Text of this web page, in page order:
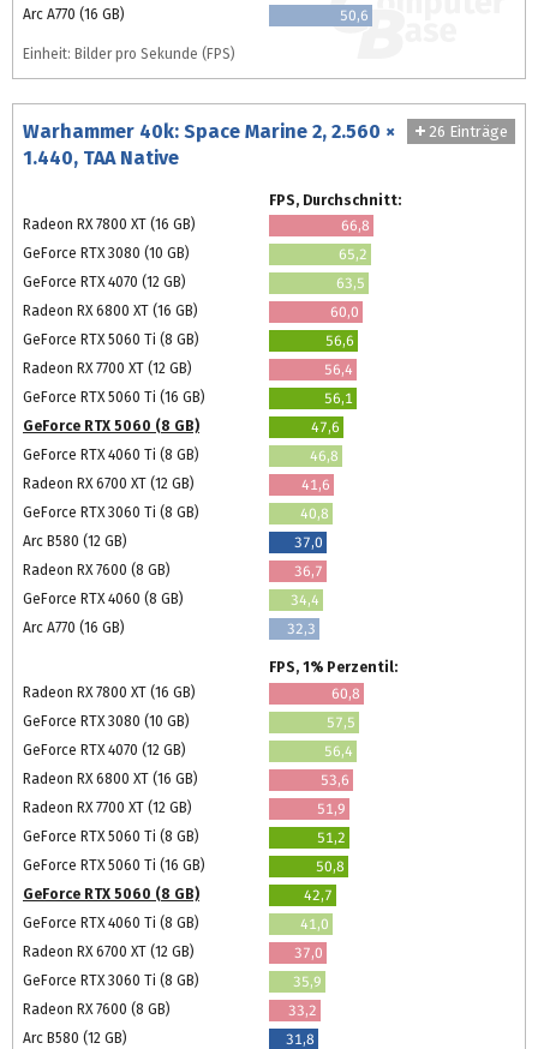
Arc A770 (16 GB)
50,6
Einheit: Bilder pro Sekunde (FPS)
26 Einträge
Warhammer 40k: Space Marine 2, 2.560 ×
1.440, TAA Native
FPS, Durchschnitt:
Radeon RX 7800 XT (16 GB)
66,8
GeForce RTX 3080 (10 GB)
65,2
GeForce RTX 4070 (12 GB)
63,5
Radeon RX 6800 XT (16 GB)
60,0
GeForce RTX 5060 Ti (8 GB)
56,6
Radeon RX 7700 XT (12 GB)
56,4
GeForce RTX 5060 Ti (16 GB)
56,1
GeForce RTX 5060 (8 GB)
47,6
GeForce RTX 4060 Ti (8 GB)
46,8
Radeon RX 6700 XT (12 GB)
41,6
GeForce RTX 3060 Ti (8 GB)
40,8
Arc B580 (12 GB)
37,0
Radeon RX 7600 (8 GB)
36,7
GeForce RTX 4060 (8 GB)
34,4
Arc A770 (16 GB)
32,3
FPS, 1% Perzentil:
Radeon RX 7800 XT (16 GB)
60,8
GeForce RTX 3080 (10 GB)
57,5
GeForce RTX 4070 (12 GB)
56,4
Radeon RX 6800 XT (16 GB)
53,6
Radeon RX 7700 XT (12 GB)
51,9
GeForce RTX 5060 Ti (8 GB)
51,2
GeForce RTX 5060 Ti (16 GB)
50,8
GeForce RTX 5060 (8 GB)
42,7
GeForce RTX 4060 Ti (8 GB)
41,0
Radeon RX 6700 XT (12 GB)
37,0
GeForce RTX 3060 Ti (8 GB)
35,9
Radeon RX 7600 (8 GB)
33,2
Arc B580 (12 GB)
31,8